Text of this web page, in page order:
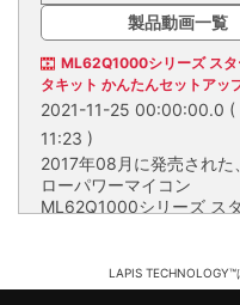
製品動画一覧
ML62Q1000シリーズ スタ
タキット かんたんセットアッ
2021-11-25 00:00:00.0 (
11:23 )
2017年08月に発売された、
ローパワーマイコン
ML62Q1000シリーズ スタ
ーズ スタータキット「SK-
BS/AD」のかんたんセットア
LAPIS TECHNOLOGY™